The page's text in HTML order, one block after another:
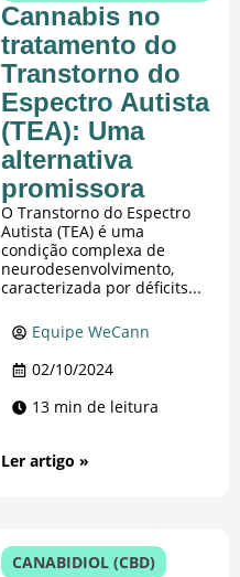
Cannabis no
tratamento do
Transtorno do
Espectro Autista
(TEA): Uma
alternativa
promissora
O Transtorno do Espectro
Autista (TEA) é uma
condição complexa de
neurodesenvolvimento,
caracterizada por déficits...
Equipe WeCann
02/10/2024
13 min de leitura
Ler artigo »
CANABIDIOL (CBD)